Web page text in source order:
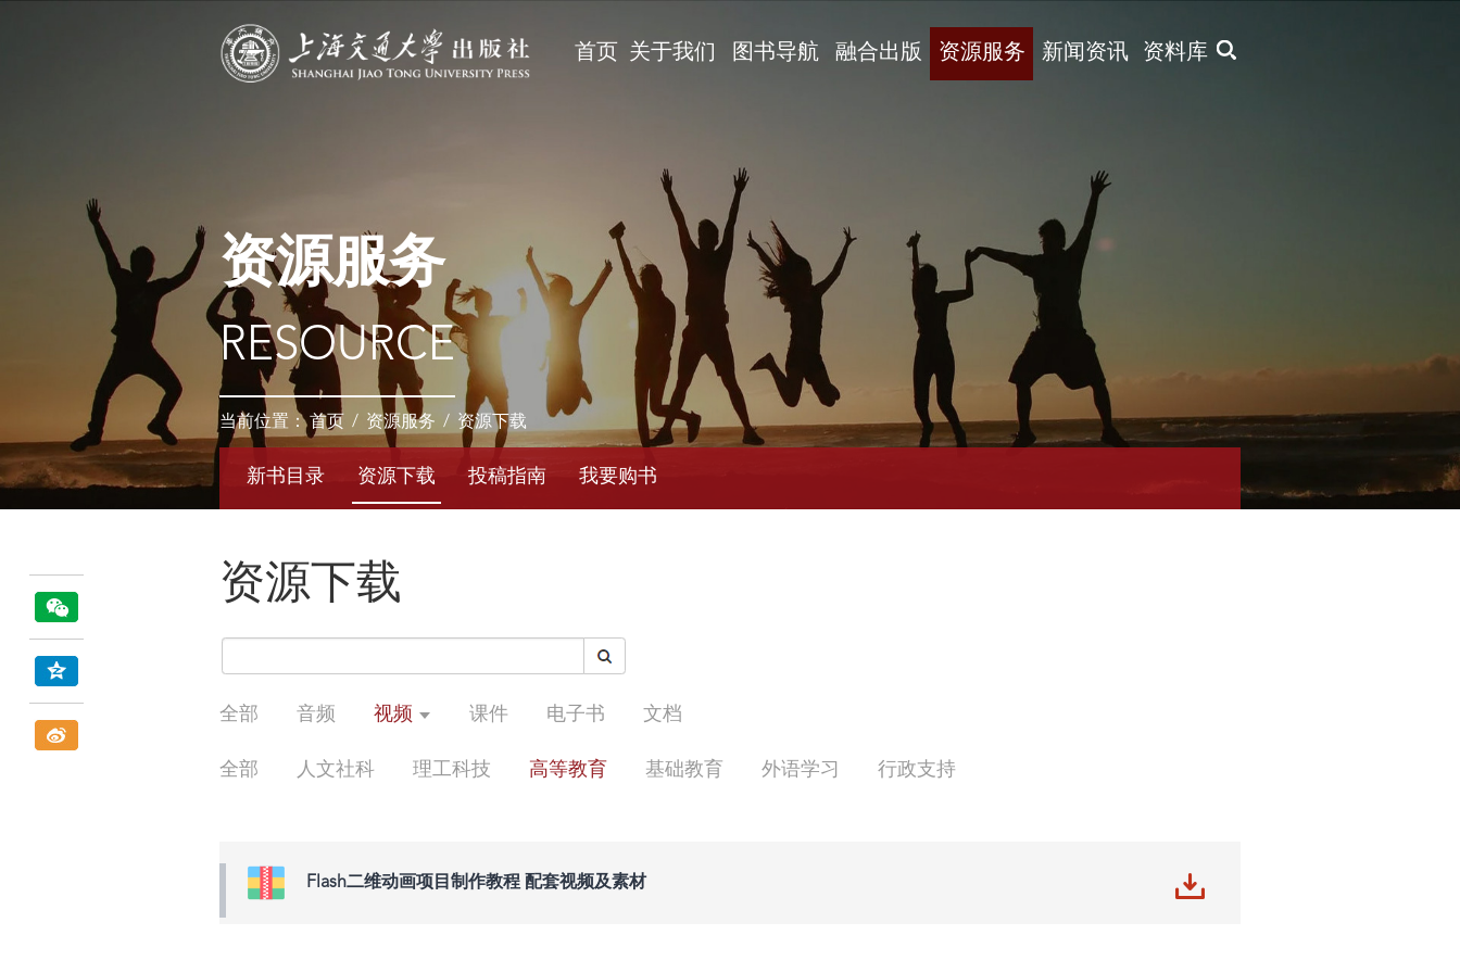
X
首页 关于我们 图书导航 融合出版 资源服务 新闻资讯 资料库
资源服务
RESOURCE
当前位置：首页 / 资源服务 / 资源下载
新书目录 资源下载 投稿指南 我要购书
资源下载
全部 音频 视频 课件 电子书 文档
全部 人文社科 理工科技 高等教育 基础教育 外语学习 行政支持
Flash二维动画项目制作教程 配套视频及素材